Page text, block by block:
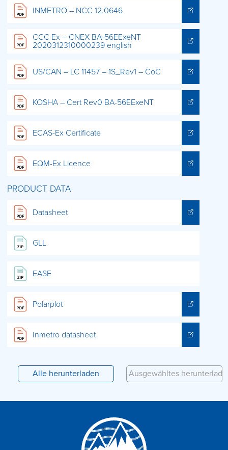
INMETRO – NCC 12.0646
CCC Ex – CNEX BA-56EExeNT
2020312310000239 english
US/CAN – LC 11457 – 1S_Rev1 – CoC
KOSHA – Cert Rev0 BA-56EExeNT
ECAS-Ex Certificate
EQM-Ex Licence
PRODUCT DATA
Datasheet
GLL
EASE
Polarplot
Inmetro datasheet